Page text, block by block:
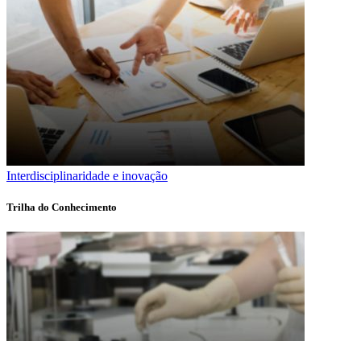
Interdisciplinaridade e inovação
Trilha do Conhecimento